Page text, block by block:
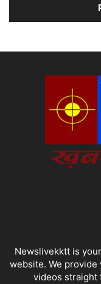
Newslivekktt is
website. We
videos straight